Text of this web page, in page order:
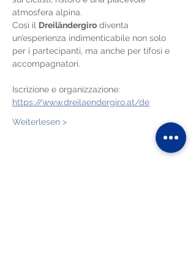
atmosfera alpina.
Così il Dreiländergiro diventa
un’esperienza indimenticabile non solo
per i partecipanti, ma anche per tifosi e
accompagnatori.
Iscrizione e organizzazione:
https://www.dreilaendergiro.at/de
Weiterlesen >